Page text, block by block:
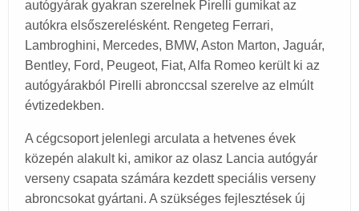
autógyárak gyakran szerelnek Pirelli gumikat az
autókra elsőszerelésként. Rengeteg Ferrari,
Lambroghini, Mercedes, BMW, Aston Marton, Jaguár,
Bentley, Ford, Peugeot, Fiat, Alfa Romeo került ki az
autógyárakból Pirelli abronccsal szerelve az elmúlt
évtizedekben.
A cégcsoport jelenlegi arculata a hetvenes évek
közepén alakult ki, amikor az olasz Lancia autógyár
verseny csapata számára kezdett speciális verseny
abroncsokat gyártani. A szükséges fejlesztések új